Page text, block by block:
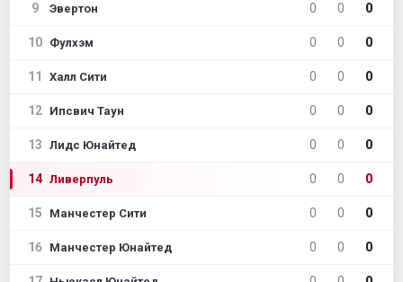
9 Эвертон 0 0 0
10 Фулхэм 0 0 0
11 Халл Сити 0 0 0
12 Ипсвич Таун 0 0 0
13 Лидс Юнайтед 0 0 0
14 Ливерпуль 0 0 0
15 Манчестер Сити 0 0 0
16 Манчестер Юнайтед 0 0 0